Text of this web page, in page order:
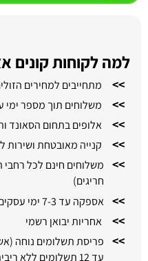
למה לקוחות קונים
>> מתחייבים למחירים
>> משלוחים תוך מספר ימי
>> אלופים בתחום הסאונד
>> קנייה מאובטחת ושירות
>>
חריגים)
>> אספקה עד 7-3 ימי עסקים בכפוף למלאי
>> אחריות יבואן רשמי
>>
פריסת תשלומים נוחה
עד 12 תשלומים ללא ריבית